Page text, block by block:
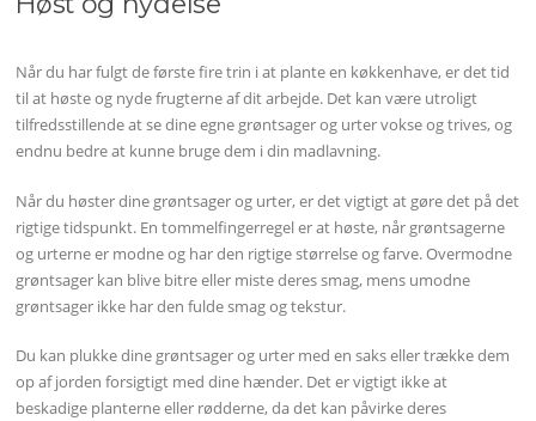
Når du har fulgt de første fire trin i at plante en køkkenhave, er det tid
til at høste og nyde frugterne af dit arbejde. Det kan være utroligt
tilfredsstillende at se dine egne grøntsager og urter vokse og trives, og
endnu bedre at kunne bruge dem i din madlavning.
Når du høster dine grøntsager og urter, er det vigtigt at gøre det på det
rigtige tidspunkt. En tommelfingerregel er at høste, når grøntsagerne
og urterne er modne og har den rigtige størrelse og farve. Overmodne
grøntsager kan blive bitre eller miste deres smag, mens umodne
grøntsager ikke har den fulde smag og tekstur.
Du kan plukke dine grøntsager og urter med en saks eller trække dem
op af jorden forsigtigt med dine hænder. Det er vigtigt ikke at
beskadige planterne eller rødderne, da det kan påvirke deres